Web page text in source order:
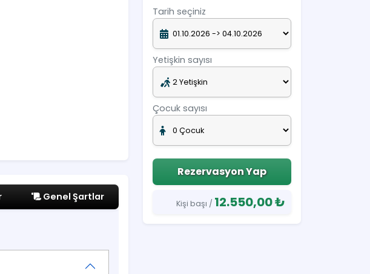
Genel Şartlar
Tarih seçiniz
Yetişkin sayısı
Çocuk sayısı
Rezervasyon Yap
Kişi başı / 12.550,00 ₺